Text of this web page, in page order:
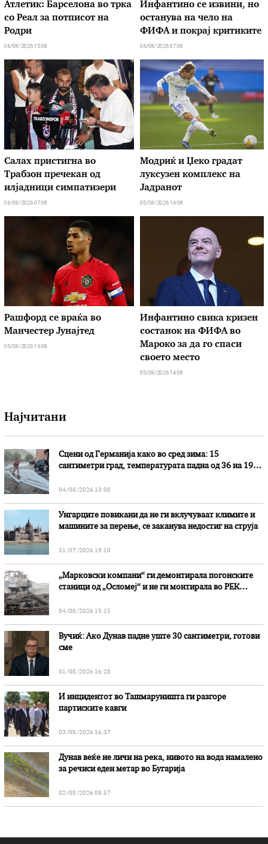
Атлетик: Барселона во трка
со Реал за потписот на
Родри
06/08/2026 15:08
Инфантино се извини, но
останува на чело на
ФИФА и покрај критиките
06/08/2026 07:08
Салах пристигна во
Трабзон пречекан од
илјадници симпатизери
06/08/2026 07:08
Модриќ и Џеко градат
луксузен комплекс на
Јадранот
05/08/2026 16:08
Рашфорд се враќа во
Манчестер Јунајтед
05/08/2026 16:08
Инфантино свика кризен
состанок на ФИФА во
Мароко за да го спаси
своето место
05/08/2026 14:08
Најчитани
Сцени од Германија како во сред зима: 15
сантиметри град, температурата падна од 36 на 19
04/08/2026 13:08
Унгарците повикани да не ги вклучуваат климите и
машините за перење, се заканува недостиг на струја
31/07/2026 19:10
„Марковски компани“ ги демонтирала погонските
станици од „Осломеј“ и не ги монтирала во РЕК
04/08/2026 15:15
Вучиќ: Ако Дунав падне уште 30 сантиметри, готови
сме
01/08/2026 16:28
И инцидентот во Ташмаруништa ги разгоре
партиските кавги
03/08/2026 16:37
Дунав веќе не личи на река, нивото на вода намалено
за речиси еден метар во Бугарија
02/08/2026 08:57